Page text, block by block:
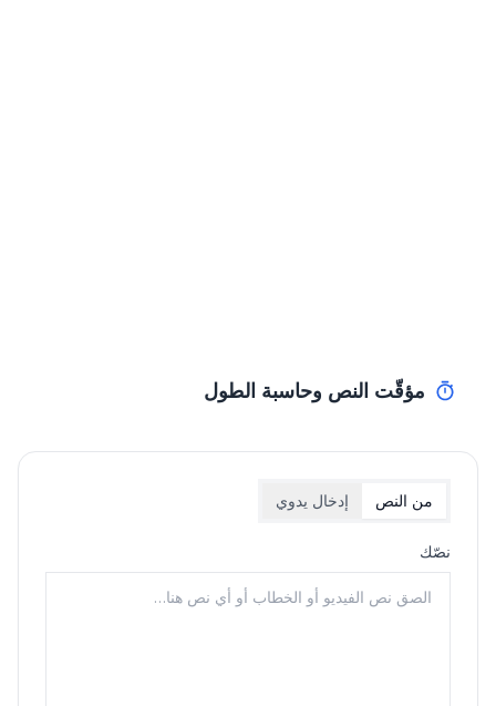
مؤقّت النص وحاسبة الطول
من النص إدخال يدوي
نصّك